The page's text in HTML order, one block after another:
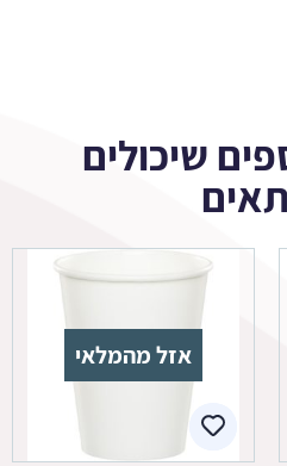
שיכולים
אזל מהמלאי